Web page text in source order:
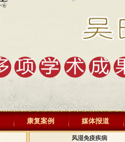
康复案例 媒体报道
风湿免疫疾病